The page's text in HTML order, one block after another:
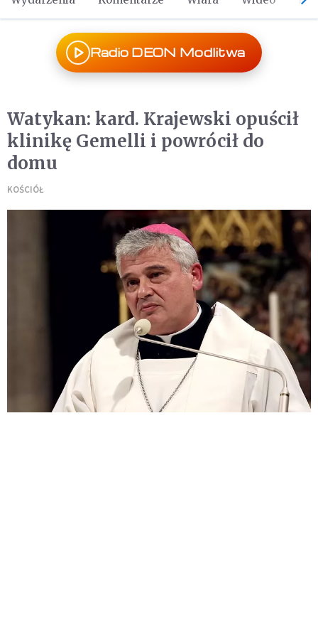
Radio DEON Modlitwa
Watykan: kard. Krajewski opuścił
klinikę Gemelli i powrócił do
domu
KOŚCIÓŁ